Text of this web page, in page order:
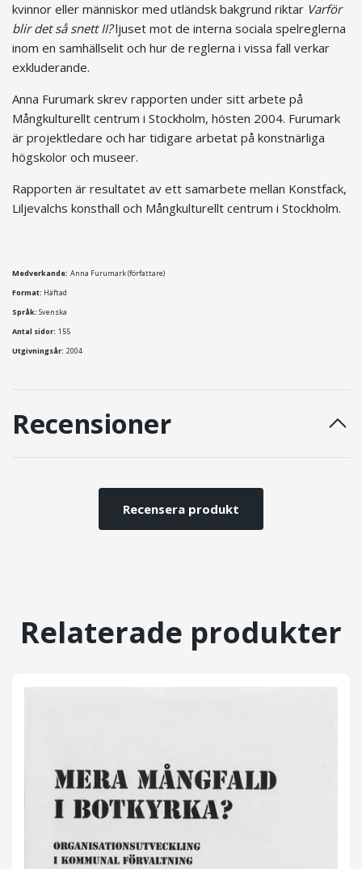
kvinnor eller människor med utländsk bakgrund riktar Varför
blir det så snett II?ljuset mot de interna sociala spelreglerna
inom en samhällselit och hur de reglerna i vissa fall verkar
exkluderande.
Anna Furumark skrev rapporten under sitt arbete på
Mångkulturellt centrum i Stockholm, hösten 2004. Furumark
är projektledare och har tidigare arbetat på konstnärliga
högskolor och museer.
Rapporten är resultatet av ett samarbete mellan Konstfack,
Liljevalchs konsthall och Mångkulturellt centrum i Stockholm.
Medverkande: Anna Furumark (författare)
Format: Häftad
Språk: Svenska
Antal sidor: 155
Utgivningsår: 2004
Recensioner
Recensera produkt
Relaterade produkter